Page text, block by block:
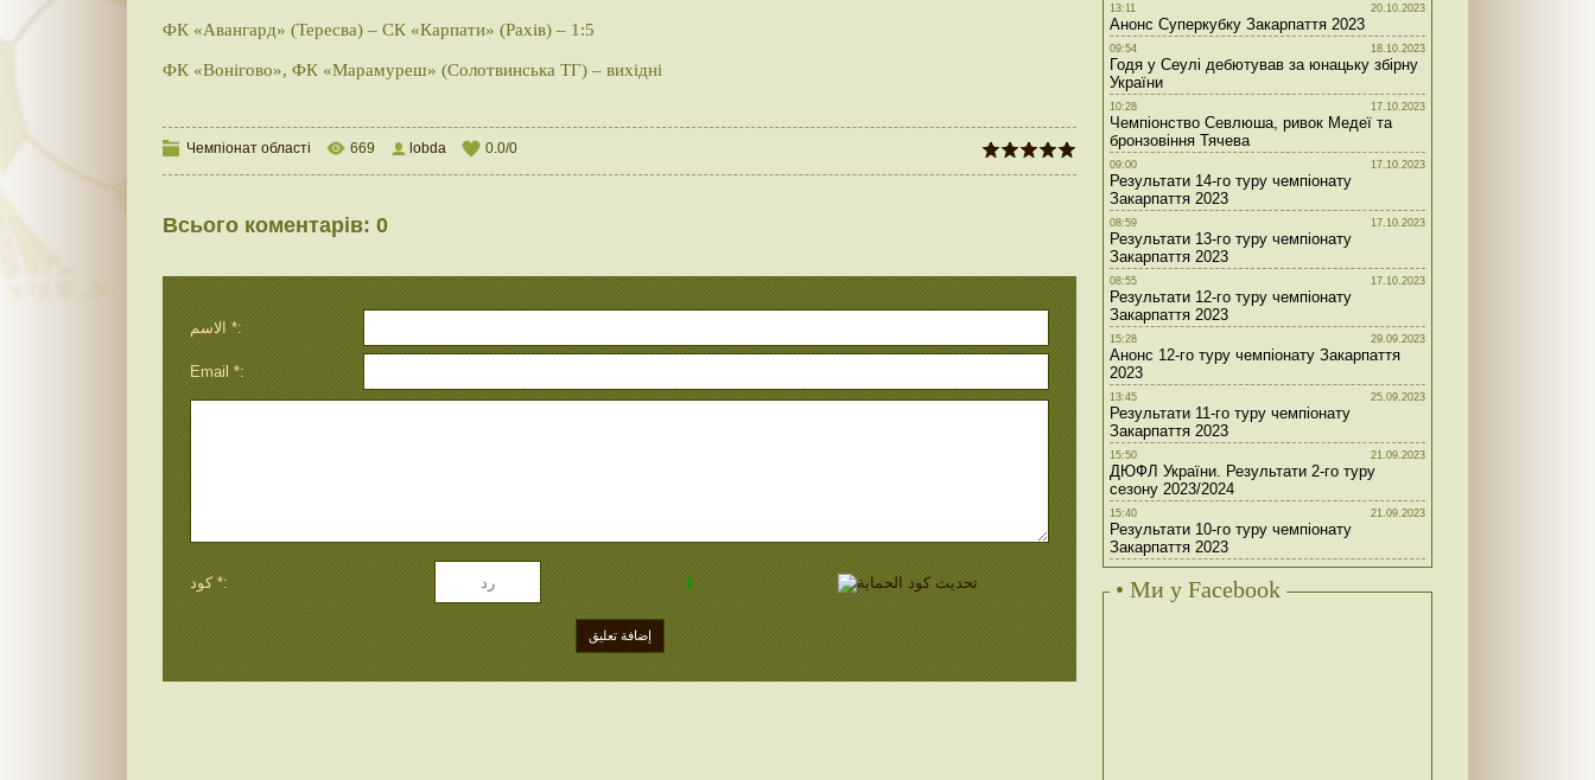
ФК «Авангард» (Тересва) – СК «Карпати» (Рахів) – 1:5
ФК «Вонігово», ФК «Марамуреш» (Солотвинська ТГ) – вихідні
Чемпіонат області 669 lobda 0.0/0
Всього коментарів: 0
الاسم *:
Email *:
كود *:
13:11 20.10.2023
Анонс Суперкубку Закарпаття 2023
09:54 18.10.2023
Годя у Сеулі дебютував за юнацьку збірну
України
10:28 17.10.2023
Чемпіонство Севлюша, ривок Медеї та
бронзовіння Тячева
09:00 17.10.2023
Результати 14-го туру чемпіонату
Закарпаття 2023
08:59 17.10.2023
Результати 13-го туру чемпіонату
Закарпаття 2023
08:55 17.10.2023
Результати 12-го туру чемпіонату
Закарпаття 2023
15:28 29.09.2023
Анонс 12-го туру чемпіонату Закарпаття
2023
13:45 25.09.2023
Результати 11-го туру чемпіонату
Закарпаття 2023
15:50 21.09.2023
ДЮФЛ України. Результати 2-го туру
сезону 2023/2024
15:40 21.09.2023
Результати 10-го туру чемпіонату
Закарпаття 2023
• Ми у Facebook